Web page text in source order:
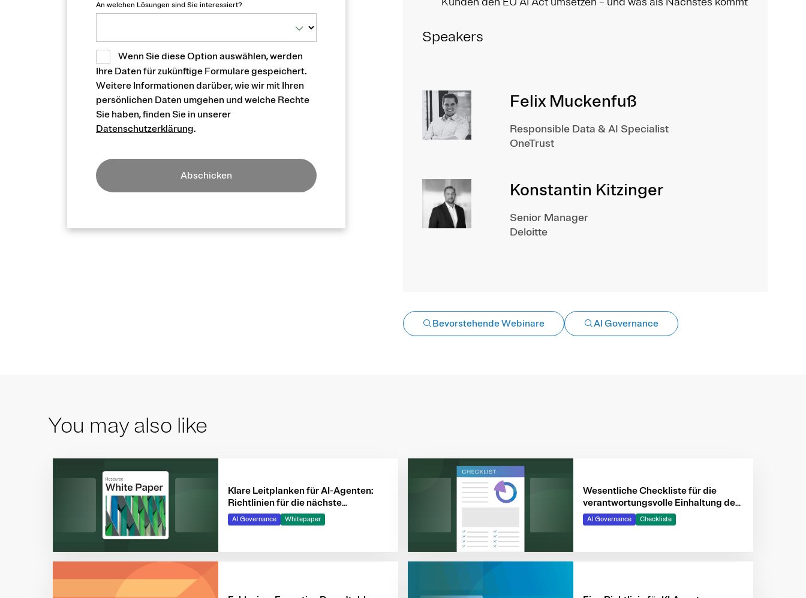
An welchen Lösungen sind Sie interessiert?
Wenn Sie diese Option auswählen, werden
Ihre Daten für zukünftige Formulare gespeichert.
Weitere Informationen darüber, wie wir mit Ihren
persönlichen Daten umgehen und welche Rechte
Sie haben, finden Sie in unserer
Datenschutzerklärung.
Abschicken
Speakers
Felix Muckenfuß
Responsible Data & AI Specialist
OneTrust
Konstantin Kitzinger
Senior Manager
Deloitte
Bevorstehende Webinare AI Governance
You may also like
Klare Leitplanken für AI-Agenten:
Richtlinien für die nächste
Generation intelligenter Systeme
AI Governance Whitepaper
Wesentliche Checkliste für die
verantwortungsvolle Einhaltung des
EU‑KI‑Gesetzes
AI Governance Checkliste